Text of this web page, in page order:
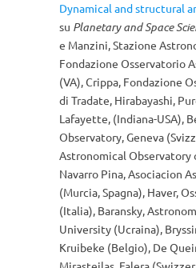
Dynamical and structural
su Planetary and Space
e Manzini, Stazione
Fondazione Osservatorio
(VA), Crippa, Fondazione
di Tradate, Hirabayashi,
Lafayette, (Indiana-USA),
Observatory, Geneva
Astronomical Observatory
Navarro Pina, Asociacion
(Murcia, Spagna), Haver,
(Italia), Baransky,
University (Ucraina),
Kruibeke (Belgio), De